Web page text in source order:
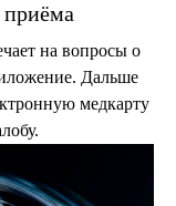
на вопросы о
Дальше
медкарту